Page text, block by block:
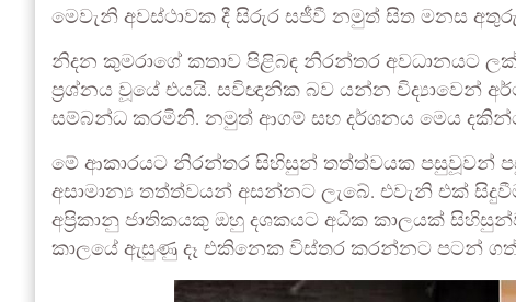
මෙවැනි අවස්ථාවක දී සිරුර සජීවී නමුත් සිත මනස
නිදන කුමරාගේ කතාව පිළිබඳ නිරන්තර අවධානයට
ප්‍රශ්නය වූයේ එයයි. සවිඥානික බව යන්න විද්‍යාවෙන්
සම්බන්ධ කරමිනි. නමුත් ආගම් සහ දර්ශනය මෙය
මේ ආකාරයට නිරන්තර සිහිසුන් තත්ත්වයක පසුවූවන්
අසාමාන්‍ය තත්ත්වයන් අසන්නට ලැබේ. එවැනි එක්
අප්‍රිකානු ජාතිකයකු ඔහු දශකයට අධික කාලයක්
කාලයේ ඇසුණු දෑ එකිනෙක විස්තර කරන්නට පටන්